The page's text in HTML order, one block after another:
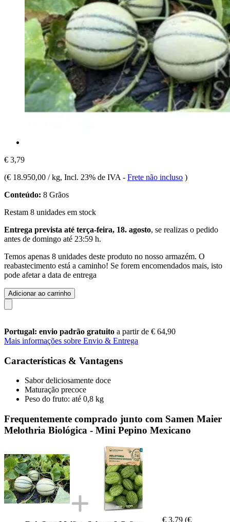
€ 3,79
(€ 18.950,00 / kg, Incl. 23% de IVA - Frete não incluso )
Conteúdo: 8 Grãos
Restam 8 unidades em stock
Entrega prevista até terça-feira, 18. agosto, se realizas o pedido
antes de domingo até 23:59 h.
Temos apenas 8 unidades deste produto no nosso armazém. O
reabastecimento está a caminho! Se forem encomendados mais, isto
pode afetar a data de entrega
Adicionar ao carrinho
Portugal: envio padrão gratuito a partir de € 64,90
Mais informações sobre Envio & Entrega
Características & Vantagens
Sabor deliciosamente doce
Maturação precoce
Peso do fruto: até 0,8 kg
Frequentemente comprado junto com Samen Maier
Melothria Biológica - Mini Pepino Mexicano
€ 3,79 (€